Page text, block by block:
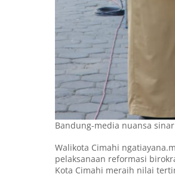
Bandung-media nuansa
Walikota Cimahi
pelaksanaan reformasi
Kota Cimahi meraih nilai